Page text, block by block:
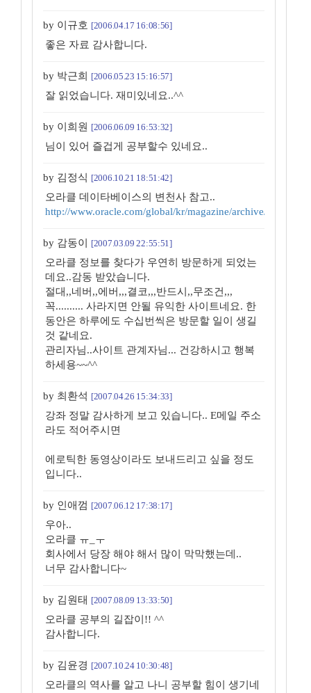
by 이규호 [2006.04.17 16:08:56]
좋은 자료 감사합니다.
by 박근희 [2006.05.23 15:16:57]
잘 읽었습니다. 재미있네요..^^
by 이희원 [2006.06.09 16:53:32]
님이 있어 즐겁게 공부할수 있네요..
by 김정식 [2006.10.21 18:51:42]
오라클 데이타베이스의 변천사 참고..
http://www.oracle.com/global/kr/magazine/archive/23fall/
by 감동이 [2007.03.09 22:55:51]
오라클 정보를 찾다가 우연히 방문하게 되었는
데요..감동 받았습니다.
절대,,네버,,에버,,,결코,,,반드시,,무조건,,,
꼭.......... 사라지면 안될 유익한 사이트네요. 한
동안은 하루에도 수십번씩은 방문할 일이 생길
것 같네요.
관리자님..사이트 관계자님... 건강하시고 행복
하세용~~^^
by 최환석 [2007.04.26 15:34:33]
강좌 정말 감사하게 보고 있습니다.. E메일 주소
라도 적어주시면
에로틱한 동영상이라도 보내드리고 싶을 정도
입니다..
by 인애껌 [2007.06.12 17:38:17]
우아..
오라클 ㅠ_ㅜ
회사에서 당장 해야 해서 많이 막막했는데..
너무 감사합니다~
by 김원태 [2007.08.09 13:33:50]
오라클 공부의 길잡이!! ^^
감사합니다.
by 김윤경 [2007.10.24 10:30:48]
오라클의 역사를 알고 나니 공부할 힘이 생기네